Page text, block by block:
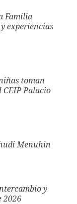
Familia
experiencias
toman
CEIP Palacio
Menuhin
y
2026